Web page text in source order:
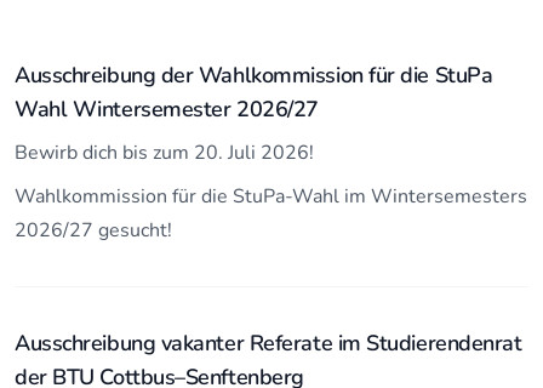
Ausschreibung der Wahlkommission für die StuPa
Wahl Wintersemester 2026/27
Bewirb dich bis zum 20. Juli 2026!
Wahlkommission für die StuPa-Wahl im Wintersemesters
2026/27 gesucht!
Ausschreibung vakanter Referate im Studierendenrat
der BTU Cottbus–Senftenberg